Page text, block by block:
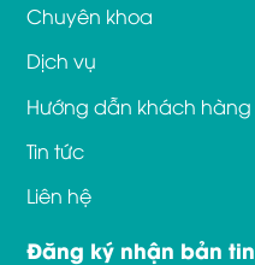
Chuyên khoa
Dịch vụ
Hướng dẫn khách hàng
Tin tức
Liên hệ
Đăng ký nhận bản tin